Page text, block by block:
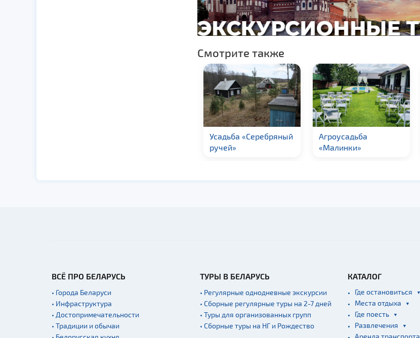
Смотрите также
Агроусадьба
«Малинки»
Усадьба Бобровая
хата
ВСЁ ПРО БЕЛАРУСЬ
• Города Беларуси
• Инфраструктура
• Достопримечательности
• Традиции и обычаи
ТУРЫ В БЕЛАРУСЬ
• Регулярные однодневные экскурсии
• Сборные регулярные туры на 2-7 дней
• Туры для организованных групп
• Сборные туры на НГ и Рождество
КАТАЛОГ
Где остановиться
Места отдыха
Где поесть
Развлечения
Аренда транспорта